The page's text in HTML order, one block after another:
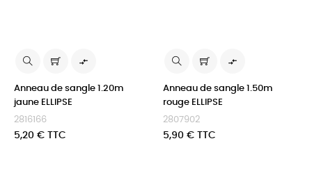

Anneau de sangle 1.20m
jaune ELLIPSE
2816166
Prix
5,20 € TTC

Anneau de sangle 1.50m
rouge ELLIPSE
2807902
Prix
5,90 € TTC